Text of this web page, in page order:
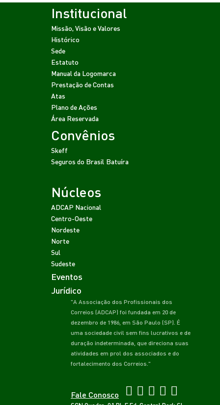
Institucional
Missão, Visão e Valores
Histórico
Sede
Estatuto
Manual da Logomarca
Prestação de Contas
Atas
Plano de Ações
Área Reservada
Convênios
Skeff
Seguros do Brasil Batuíra
Núcleos
ADCAP Nacional
Centro-Oeste
Nordeste
Norte
Sul
Sudeste
Eventos
Jurídico
"A Associação dos Profissionais dos
Correios (ADCAP) foi fundada em 20 de
dezembro de 1986, em São Paulo (SP). É
uma sociedade civil sem fins lucrativos e de
duração indeterminada, que direciona suas
atividades em prol dos associados e do
fortalecimento dos Correios."
Fale Conosco